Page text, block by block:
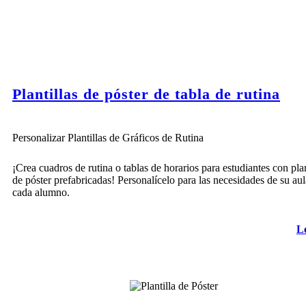
Plantillas de póster de tabla de rutina
Personalizar Plantillas de Gráficos de Rutina
¡Crea cuadros de rutina o tablas de horarios para estudiantes con
de póster prefabricadas! Personalícelo para las necesidades de su
cada alumno.